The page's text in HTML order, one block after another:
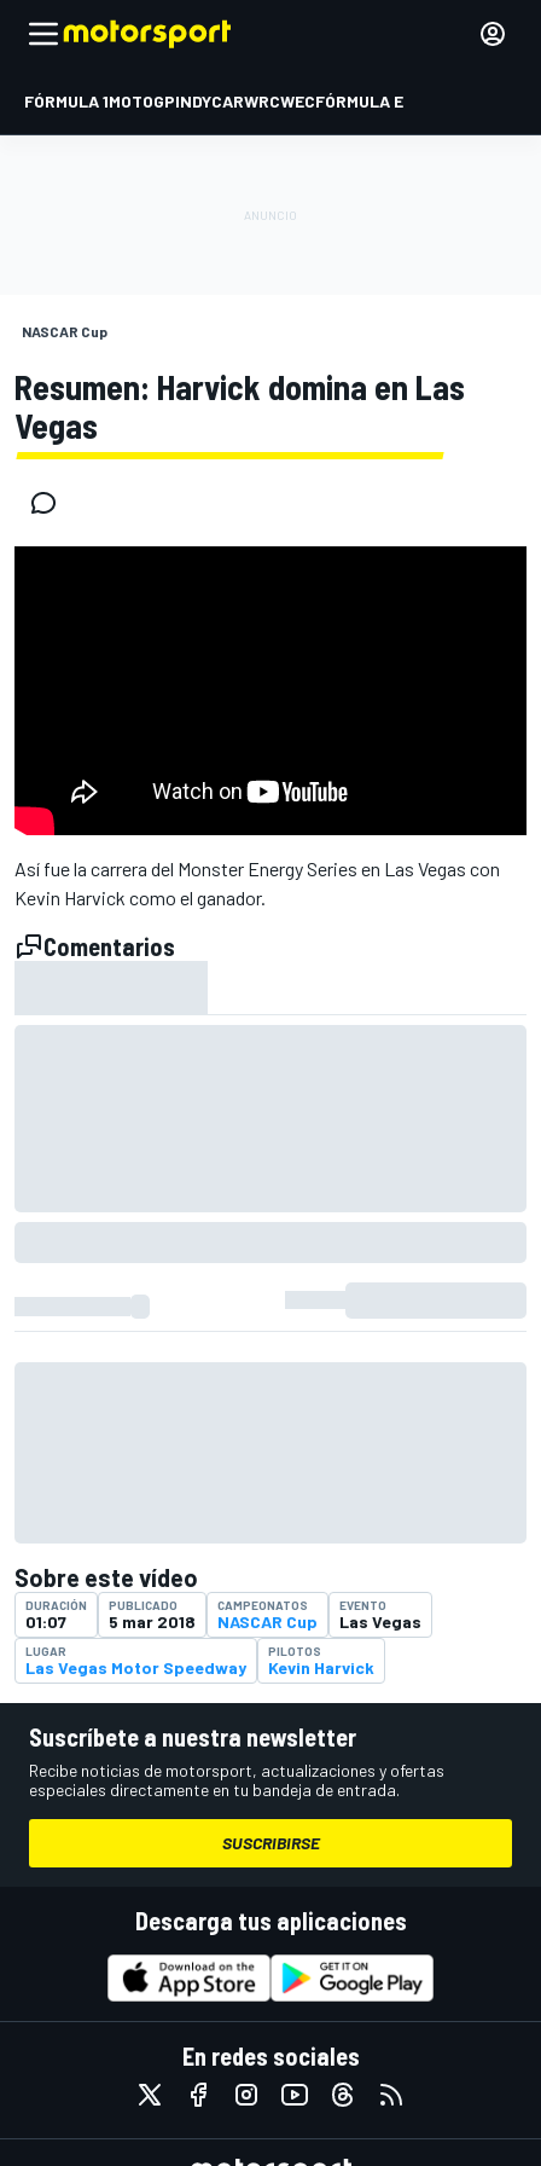
FÓRMULA 1MOTOGPINDYCARWRCWECFÓRMULA E
NASCAR Cup
Resumen: Harvick domina en Las
Vegas
Así fue la carrera del Monster Energy Series en Las Vegas con
Kevin Harvick como el ganador.
Comentarios
Sobre este vídeo
DURACIÓN
01:07
PUBLICADO
5 mar 2018
CAMPEONATOS
NASCAR Cup
EVENTO
Las Vegas
LUGAR
Las Vegas Motor Speedway
PILOTOS
Kevin Harvick
Suscríbete a nuestra newsletter
Recibe noticias de motorsport, actualizaciones y ofertas
especiales directamente en tu bandeja de entrada.
SUSCRIBIRSE
Descarga tus aplicaciones
En redes sociales